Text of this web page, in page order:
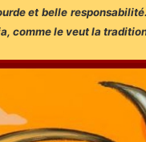
et belle
comme le veut la